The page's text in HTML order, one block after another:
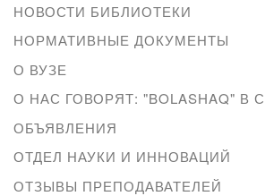
НОВОСТИ БИБЛИОТЕКИ
НОРМАТИВНЫЕ ДОКУМЕНТЫ
О ВУЗЕ
О НАС ГОВОРЯТ: "BOLASHAQ" В
ОБЪЯВЛЕНИЯ
ОТДЕЛ НАУКИ И ИННОВАЦИЙ
ОТЗЫВЫ ПРЕПОДАВАТЕЛЕЙ